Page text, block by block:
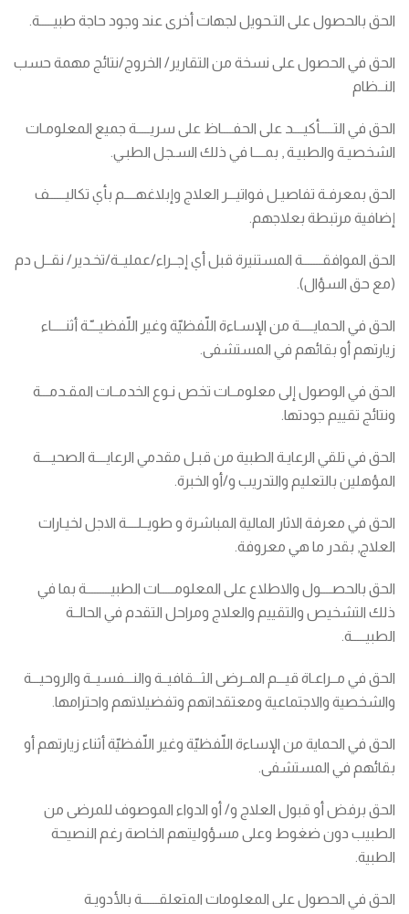
الحق بالحصول على التـحويل لجهات أخرى عند وجود حاجة طبيـــــة.
الحق في الحصول على نسخة من التقارير/ الخروج/نتائج مهمة حسب
النــظام
الحق في التـــــأكيــــد على الحفــــاظ على سريـــــة جميع المعلومـات
الشخصيـة والطبيـة , بمــــا في ذلك السـجل الطبـي.
الحق بمعرفـة تفاصيـل فواتيـــر العلاج وإبلاغهــــم بأي تكاليــــــف
إضافية مرتبطة بعلاجهم.
الحق الموافقـــــــة المستنيرة قبل أي إجــراء/عمليــة/تخـدير/ نقــل دم
(مع حق السؤال).
الحق في الحمايـــــة من الإسـاءة اللّفظيّة وغير اللّفظيـــّـة أثنـــــاء
زيارتهم أو بقائهم في المستشفى.
الحق في الوصول إلى معلومــات تخص نـوع الخدمــات المقـدمـــة
ونتائج تقييم جودتها.
الحق في تلقي الرعايـة الطبية من قبـل مقدمي الرعايــــة الصحيــــة
المؤهلين بالتعليم والتدريب و/أو الخبرة.
الحق في معرفة الاثار المالية المباشرة و طويــلــــة الاجل لخيـارات
العلاج, بقدر ما هي معروفة.
الحق بالحصــــول والاطلاع على المعلومـــــات الطبيـــــــــة بما في
ذلك التشخيص والتقييم والعلاج ومراحل التقدم في الحالــة
الطبيـــــة.
الحق في مــراعـاة قيـــم المــرضى الثـــقافيــة والنـــفسيــة والروحيـــة
والشخصية والاجتماعية ومعتقداتهم وتفضيلاتهم واحترامها.
الحق في الحماية من الإساءة اللّفظيّة وغير اللّفظيّة أثناء زيارتهم أو
بقائهم في المستشفى.
الحق برفض أو قبول العلاج و/ أو الدواء الموصوف للمرضى من
الطبيب دون ضغوط وعلى مسؤوليتهم الخاصة رغم النصيحة
الطبية.
الحق في الحصول على المعلومات المتعلقــــــة بالأدويـة